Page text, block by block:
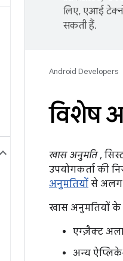
लिए, एआई
सकती हैं.
Android Developers
विशेष
खास अनुमति,
उपयोगकर्ता की
अनुमतियों से अलग
खास अनुमतियों के
एग्ज़ैक्ट
अन्य